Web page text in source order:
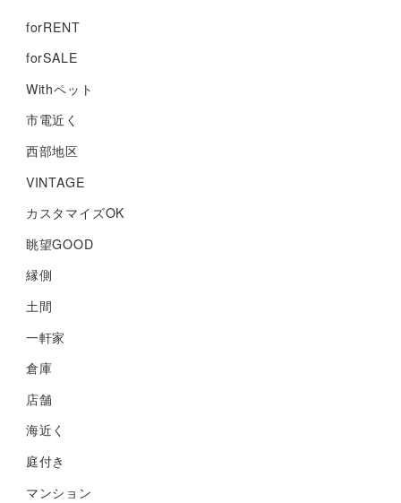
forRENT
forSALE
Withペット
市電近く
西部地区
VINTAGE
カスタマイズOK
眺望GOOD
縁側
土間
一軒家
倉庫
店舗
海近く
庭付き
マンション